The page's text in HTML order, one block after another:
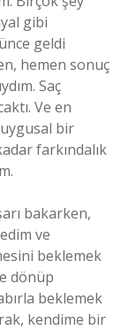
gibi
geldi
hemen sonuç
Saç
Ve en
bir
farkındalık
bakarken,
ve
beklemek
dönüp
beklemek
kendime bir